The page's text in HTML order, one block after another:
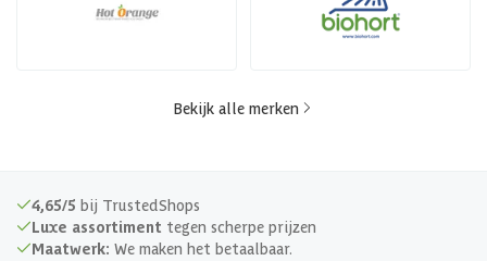
Bekijk alle merken
4,65/5 bij TrustedShops
Luxe assortiment tegen scherpe prijzen
Maatwerk: We maken het betaalbaar.